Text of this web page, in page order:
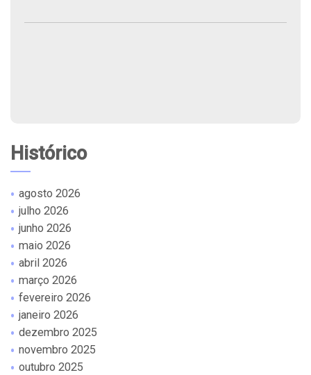
Histórico
agosto 2026
julho 2026
junho 2026
maio 2026
abril 2026
março 2026
fevereiro 2026
janeiro 2026
dezembro 2025
novembro 2025
outubro 2025